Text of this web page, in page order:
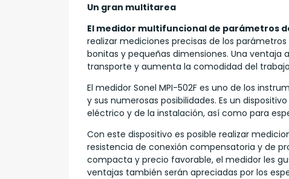
Un gran multitarea
El medidor multifuncional de parámetros
realizar mediciones precisas de los
bonitas y pequeñas dimensiones. Una
transporte y aumenta la comodidad del
El medidor Sonel MPI-502F es uno de los
y sus numerosas posibilidades. Es un
eléctrico y de la instalación, así como para
Con este dispositivo es posible realizar
resistencia de conexión compensatoria y de
compacta y precio favorable, el medidor les
ventajas también serán apreciadas por los